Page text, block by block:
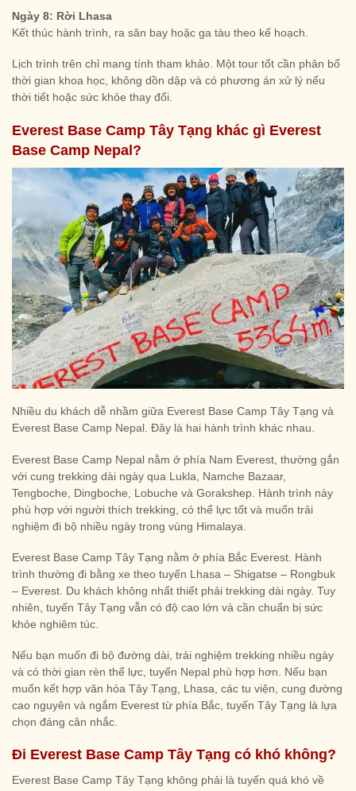
Ngày 8: Rời Lhasa
Kết thúc hành trình, ra sân bay hoặc ga tàu theo kế hoạch.
Lịch trình trên chỉ mang tính tham khảo. Một tour tốt cần phân bổ
thời gian khoa học, không dồn dập và có phương án xử lý nếu
thời tiết hoặc sức khỏe thay đổi.
Everest Base Camp Tây Tạng khác gì Everest
Base Camp Nepal?
Nhiều du khách dễ nhầm giữa Everest Base Camp Tây Tạng và
Everest Base Camp Nepal. Đây là hai hành trình khác nhau.
Everest Base Camp Nepal nằm ở phía Nam Everest, thường gắn
với cung trekking dài ngày qua Lukla, Namche Bazaar,
Tengboche, Dingboche, Lobuche và Gorakshep. Hành trình này
phù hợp với người thích trekking, có thể lực tốt và muốn trải
nghiệm đi bộ nhiều ngày trong vùng Himalaya.
Everest Base Camp Tây Tạng nằm ở phía Bắc Everest. Hành
trình thường đi bằng xe theo tuyến Lhasa – Shigatse – Rongbuk
– Everest. Du khách không nhất thiết phải trekking dài ngày. Tuy
nhiên, tuyến Tây Tạng vẫn có độ cao lớn và cần chuẩn bị sức
khỏe nghiêm túc.
Nếu bạn muốn đi bộ đường dài, trải nghiệm trekking nhiều ngày
và có thời gian rèn thể lực, tuyến Nepal phù hợp hơn. Nếu bạn
muốn kết hợp văn hóa Tây Tạng, Lhasa, các tu viện, cung đường
cao nguyên và ngắm Everest từ phía Bắc, tuyến Tây Tạng là lựa
chọn đáng cân nhắc.
Đi Everest Base Camp Tây Tạng có khó không?
Everest Base Camp Tây Tạng không phải là tuyến quá khó về